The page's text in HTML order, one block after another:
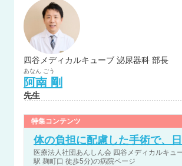
四谷メディカルキューブ 泌尿器科 部長
あなん ごう
阿南 剛
先生
特集コンテンツ
体の負担に配慮した手術で、
医療法人社団あんしん会 四谷メディカルキ
駅 麹町口 徒歩5分)の病院ページ